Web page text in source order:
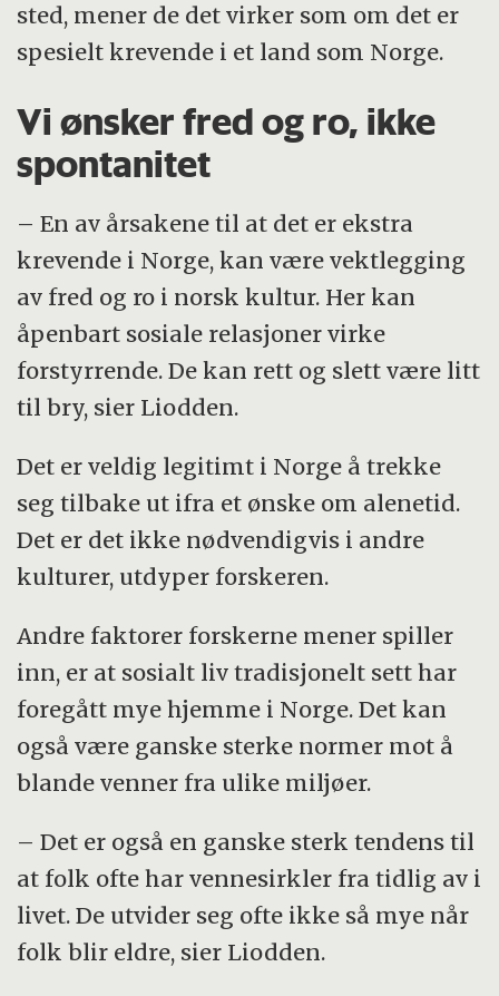
sted, mener de det virker som om det er
spesielt krevende i et land som Norge.
Vi ønsker fred og ro, ikke
spontanitet
– En av årsakene til at det er ekstra
krevende i Norge, kan være vektlegging
av fred og ro i norsk kultur. Her kan
åpenbart sosiale relasjoner virke
forstyrrende. De kan rett og slett være litt
til bry, sier Liodden.
Det er veldig legitimt i Norge å trekke
seg tilbake ut ifra et ønske om alenetid.
Det er det ikke nødvendigvis i andre
kulturer, utdyper forskeren.
Andre faktorer forskerne mener spiller
inn, er at sosialt liv tradisjonelt sett har
foregått mye hjemme i Norge. Det kan
også være ganske sterke normer mot å
blande venner fra ulike miljøer.
– Det er også en ganske sterk tendens til
at folk ofte har vennesirkler fra tidlig av i
livet. De utvider seg ofte ikke så mye når
folk blir eldre, sier Liodden.